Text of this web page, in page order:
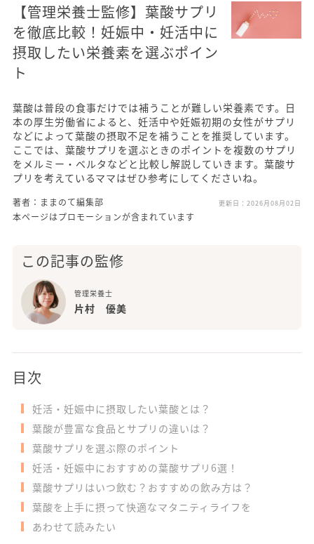
【管理栄養士監修】葉酸サプリ
を徹底比較！妊娠中・妊活中に
摂取したい栄養素を選ぶポイン
ト
葉酸は普段の食事だけでは補うことが難しい栄養素です。日
本の厚生労働省によると、妊活中や妊娠初期の女性がサプリ
などによって葉酸の摂取不足を補うことを推奨しています。
ここでは、葉酸サプリを選ぶときのポイントを複数のサプリ
をメルミー・ベルタなどと比較し解説していきます。葉酸サ
プリを考えているママはぜひ参考にしてくださいね。
著者：ままのて編集部 更新日： 2026月08月02日
本ページはプロモーションが含まれています
この記事の監修
管理栄養士
片村 優美
目次
妊活・妊娠中に摂取したい葉酸とは？
葉酸が豊富な食品とサプリの違いは？
葉酸サプリを選ぶ際のポイント
妊活・妊娠中におすすめの葉酸サプリ6選！
葉酸サプリはいつ飲む？おすすめの飲み方は？
葉酸を上手に摂って快適なマタニティライフを
あわせて読みたい